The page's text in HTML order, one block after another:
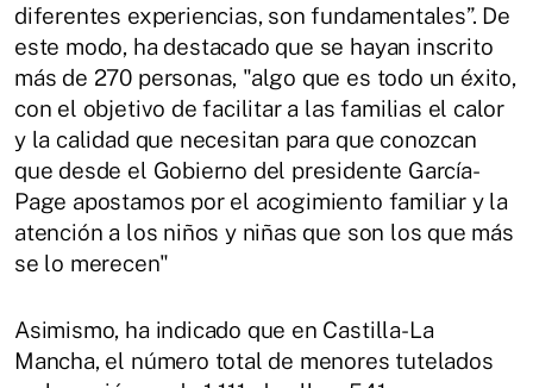
diferentes experiencias, son fundamentales”. De
este modo, ha destacado que se hayan inscrito
más de 270 personas, "algo que es todo un éxito,
con el objetivo de facilitar a las familias el calor
y la calidad que necesitan para que conozcan
que desde el Gobierno del presidente García-
Page apostamos por el acogimiento familiar y la
atención a los niños y niñas que son los que más
se lo merecen"
Asimismo, ha indicado que en Castilla-La
Mancha, el número total de menores tutelados